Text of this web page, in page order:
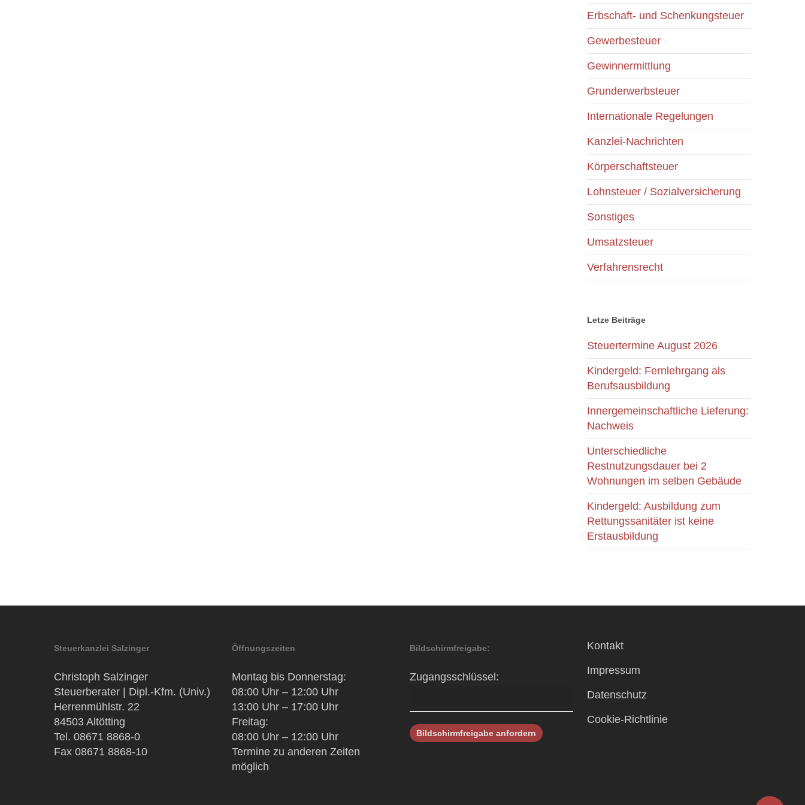
Erbschaft- und Schenkungsteuer
Gewerbesteuer
Gewinnermittlung
Grunderwerbsteuer
Internationale Regelungen
Kanzlei-Nachrichten
Körperschaftsteuer
Lohnsteuer / Sozialversicherung
Sonstiges
Umsatzsteuer
Verfahrensrecht
Letze Beiträge
Steuertermine August 2026
Kindergeld: Fernlehrgang als
Berufsausbildung
Innergemeinschaftliche Lieferung:
Nachweis
Unterschiedliche
Restnutzungsdauer bei 2
Wohnungen im selben Gebäude
Kindergeld: Ausbildung zum
Rettungssanitäter ist keine
Erstausbildung
Steuerkanzlei Salzinger
Christoph Salzinger
Steuerberater | Dipl.-Kfm. (Univ.)
Herrenmühlstr. 22
84503 Altötting
Tel. 08671 8868-0
Fax 08671 8868-10
Öffnungszeiten
Montag bis Donnerstag:
08:00 Uhr – 12:00 Uhr
13:00 Uhr – 17:00 Uhr
Freitag:
08:00 Uhr – 12:00 Uhr
Termine zu anderen Zeiten
möglich
Bildschirmfreigabe:
Zugangsschlüssel:
Kontakt
Impressum
Datenschutz
Cookie-Richtlinie